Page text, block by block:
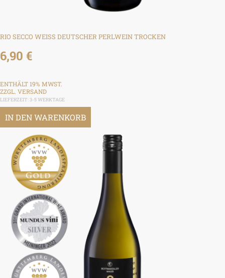
RIO SECCO WEISS DEUTSCHER PERLWEIN TROCKEN
6,90 €
ENTHÄLT 19% MWST.
ZZGL. VERSAND
LIEFERZEIT: 3-5 WERKTAGE
IN DEN WARENKORB